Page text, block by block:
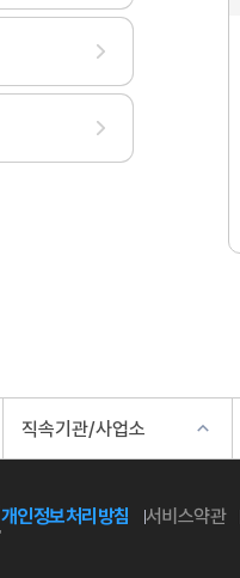
직속기관/사업소
개인정보처리방침 서비스약관